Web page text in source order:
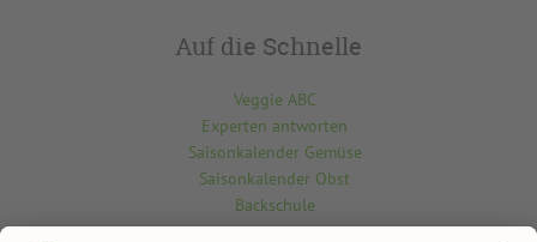
Auf die Schnelle
Veggie ABC
Experten antworten
Saisonkalender Gemüse
Saisonkalender Obst
Backschule